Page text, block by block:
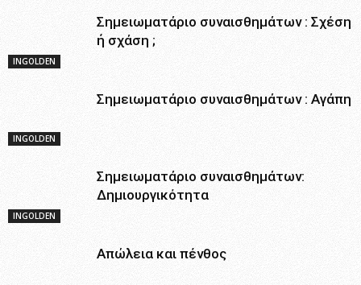
INGOLDEN
Σημειωματάριο συναισθημάτων : Σχέση
ή σχάση ;
INGOLDEN
Σημειωματάριο συναισθημάτων : Αγάπη
INGOLDEN
Σημειωματάριο συναισθημάτων:
Δημιουργικότητα
Απώλεια και πένθος